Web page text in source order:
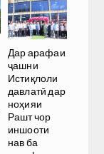
Дар арафаи
ҷашни
Истиқлоли
давлатӣ дар
ноҳияи
Рашт чор
иншооти
нав ба